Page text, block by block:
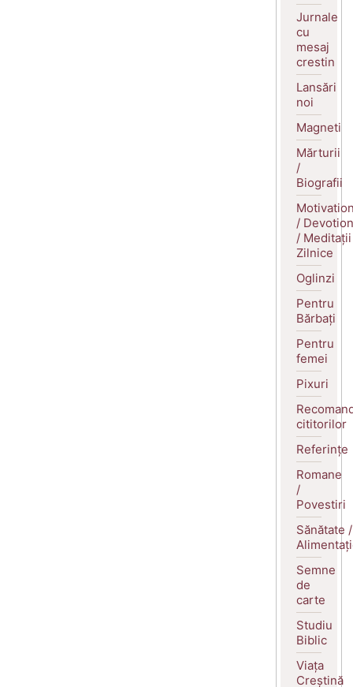
Jurnale
cu
mesaj
crestin
Lansări
noi
Magneti
Mărturii
/
Biografii
/
/ Meditații
Zilnice
Oglinzi
Pentru
Bărbați
Pentru
femei
Pixuri
cititorilor
Referințe
Romane
/
Povestiri
Sănătate /
Semne
de
carte
Studiu
Biblic
Viața
Creștină